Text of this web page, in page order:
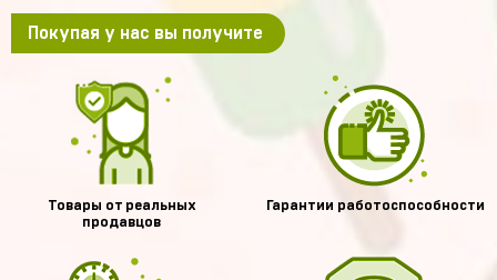
Покупая у нас вы получите
Товары от реальных
продавцов
Гарантии работоспособности